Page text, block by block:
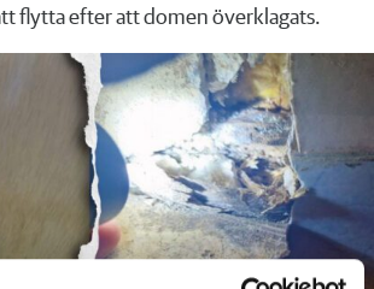
flytta efter att domen överklagats.